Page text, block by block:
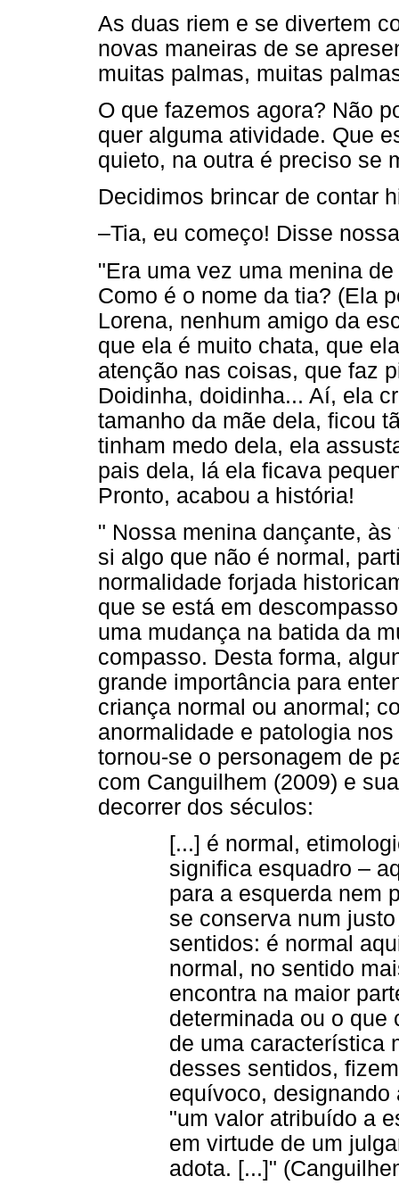
As duas riem e se divertem
novas maneiras de se
muitas palmas, muitas
O que fazemos agora? Não
quer alguma atividade. Que
quieto, na outra é preciso se
Decidimos brincar de contar
–Tia, eu começo! Disse
"Era uma vez uma menina
Como é o nome da tia? (Ela
Lorena, nenhum amigo da
que ela é muito chata, que
atenção nas coisas, que faz
Doidinha, doidinha... Aí, ela
tamanho da mãe dela, ficou
tinham medo dela, ela
pais dela, lá ela ficava
Pronto, acabou a história!
" Nossa menina dançante,
si algo que não é normal,
normalidade forjada
que se está em
uma mudança na batida da
compasso. Desta forma,
grande importância para
criança normal ou anormal;
anormalidade e patologia
tornou-se o personagem de
com Canguilhem (2009) e
decorrer dos séculos:
[...] é normal,
significa esquadro –
para a esquerda nem
se conserva num
sentidos: é normal
normal, no sentido
encontra na maior
determinada ou o que
de uma característica
desses sentidos,
equívoco, designando
"um valor atribuído a
em virtude de um
adota. [...]"